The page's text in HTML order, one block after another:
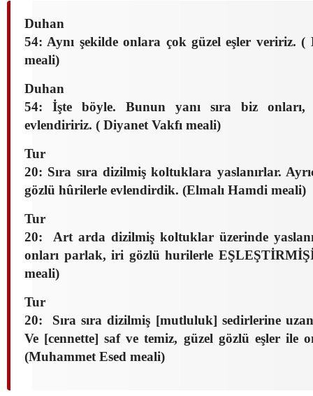
Duhan
54: Aynı şekilde onlara çok güzel eşler veririz.
meali)
Duhan
54: İşte böyle. Bunun yanı sıra biz
evlendiririz. ( Diyanet Vakfı meali)
Tur
20: Sıra sıra dizilmiş koltuklara yaslanırlar.
gözlü hûrilerle evlendirdik. (Elmalı Hamdi meali)
Tur
20: Art arda dizilmiş koltuklar üzerinde
onları parlak, iri gözlü hurilerle
meali)
Tur
20: Sıra sıra dizilmiş [mutluluk] sedirlerine
Ve [cennette] saf ve temiz, güzel gözlü eşler ile
(Muhammet Esed meali)